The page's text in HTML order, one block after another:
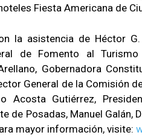
Fiesta Americana de
la asistencia de Héctor
de Fomento al
Gobernadora
General de la Comisión
Acosta Gutiérrez,
de Posadas, Manuel Galán,
mayor información, visite: